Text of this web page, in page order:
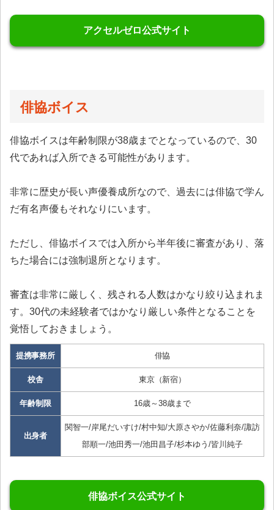
アクセルゼロ公式サイト
俳協ボイス
俳協ボイスは年齢制限が38歳までとなっているので、30
代であれば入所できる可能性があります。
非常に歴史が長い声優養成所なので、過去には俳協で学ん
だ有名声優もそれなりにいます。
ただし、俳協ボイスでは入所から半年後に審査があり、落
ちた場合には強制退所となります。
審査は非常に厳しく、残される人数はかなり絞り込まれま
す。30代の未経験者ではかなり厳しい条件となることを
覚悟しておきましょう。
提携事務所 俳協
校舎 東京（新宿）
年齢制限 16歳～38歳まで
出身者
関智一/岸尾だいすけ/村中知/大原さやか/佐藤利奈/諏訪
部順一/池田秀一/池田昌子/杉本ゆう/皆川純子
俳協ボイス公式サイト